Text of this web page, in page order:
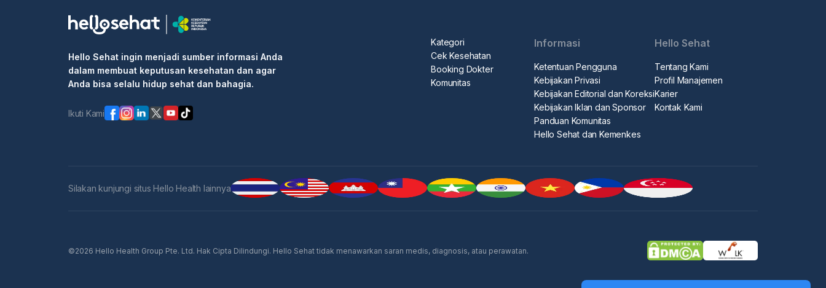
Hello Sehat ingin menjadi sumber informasi Anda
dalam membuat keputusan kesehatan dan agar
Anda bisa selalu hidup sehat dan bahagia.
Ikuti Kami
Kategori
Cek Kesehatan
Booking Dokter
Komunitas
Informasi
Ketentuan Pengguna
Kebijakan Privasi
Kebijakan Editorial dan Koreksi
Kebijakan Iklan dan Sponsor
Panduan Komunitas
Hello Sehat dan Kemenkes
Hello Sehat
Tentang Kami
Profil Manajemen
Karier
Kontak Kami
Silakan kunjungi situs Hello Health lainnya
©2026 Hello Health Group Pte. Ltd. Hak Cipta Dilindungi. Hello Sehat tidak menawarkan saran medis, diagnosis, atau perawatan.